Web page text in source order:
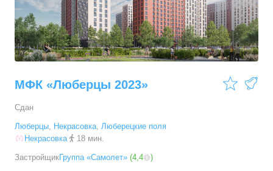
МФК «Люберцы 2023»
Сдан
Люберцы, Некрасовка, Люберецкие поля
Некрасовка
18 мин.
ЗастройщикГруппа «Самолет» (4,4 )